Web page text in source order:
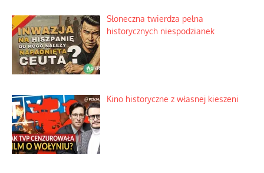
Słoneczna twierdza pełna
historycznych niespodzianek
Kino historyczne z własnej kieszeni